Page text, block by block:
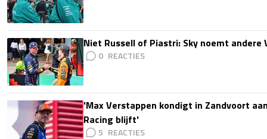
Niet Russell of Piastri: Sky noemt
0
'Max Verstappen kondigt in Zandvoort
Racing blijft'
5